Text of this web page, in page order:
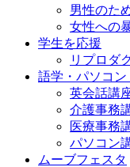
男性のた
女性への
学生を応援
リプロダ
語学・パソコン
英会話講
介護事務
医療事務
パソコン
ムーブフェスタ